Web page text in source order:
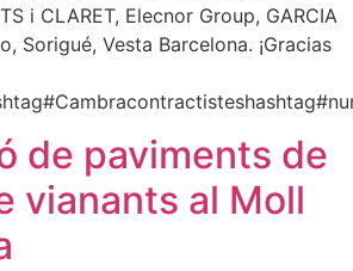
i CLARET, Elecnor Group, GARCIA
Sorigué, Vesta Barcelona. ¡Gracias
de paviments de
vianants al Moll